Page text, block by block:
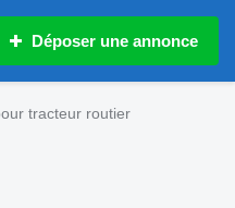
Déposer une annonce
tracteur routier